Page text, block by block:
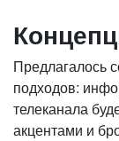
Предлагалось
подходов:
телеканала
акцентами и